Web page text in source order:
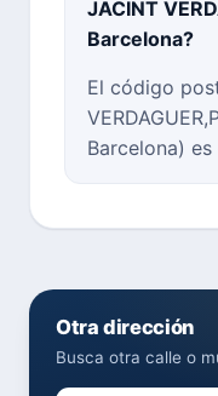
JACINT
Barcelona?
El código
Barcelona) es
Otra dirección
Busca otra calle o